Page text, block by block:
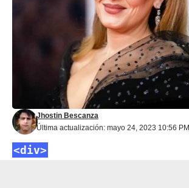
Última actualización: mayo 24, 2023 10:56 PM
Jhostin Bescanza
<div>